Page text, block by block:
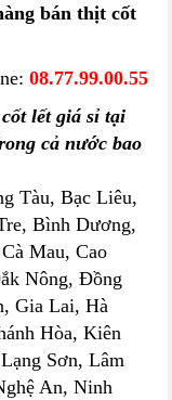
bán thịt cốt
08.77.99.00.55
lết giá sỉ tại
cả nước bao
Tàu, Bạc Liêu,
Bình Dương,
Mau, Cao
Nông, Đồng
Gia Lai, Hà
Hòa, Kiên
Sơn, Lâm
An, Ninh